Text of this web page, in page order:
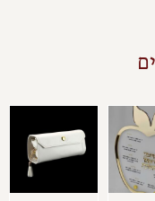
זה
יש
מספר